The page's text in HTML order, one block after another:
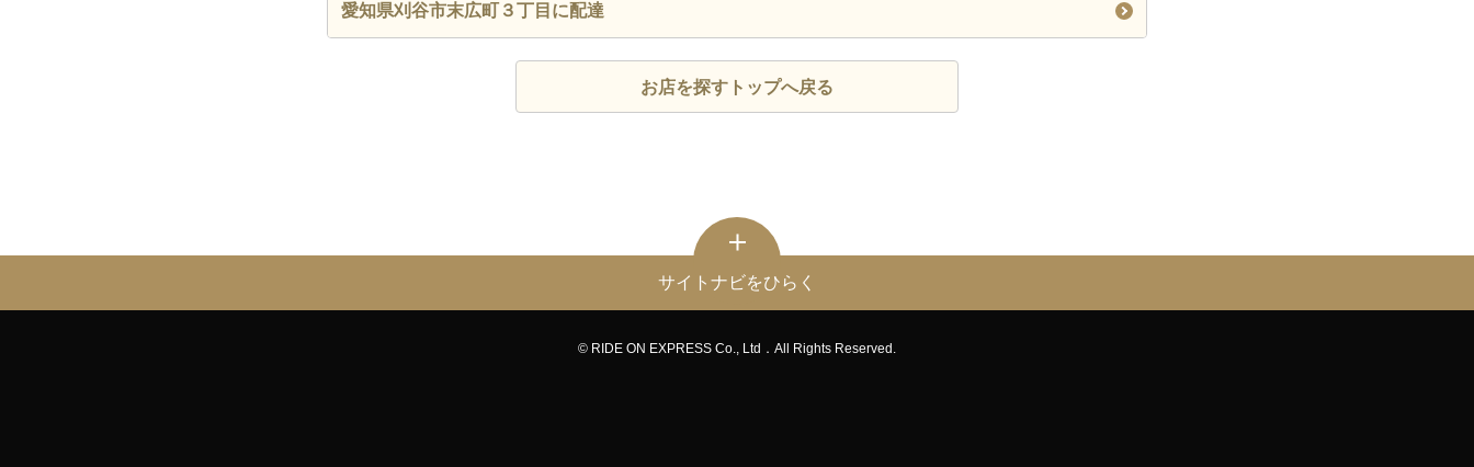
愛知県刈谷市末広町３丁目に配達
お店を探すトップへ戻る
サイトナビをひらく
© RIDE ON EXPRESS Co., Ltd．All Rights Reserved.